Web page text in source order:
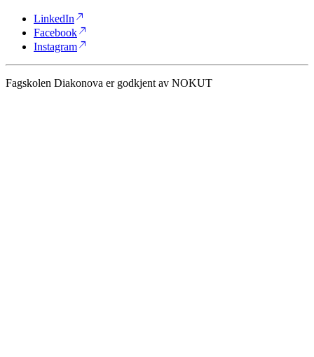
LinkedIn north_east
Facebooknorth_east
Instagramnorth_east
Fagskolen Diakonova er godkjent av NOKUT